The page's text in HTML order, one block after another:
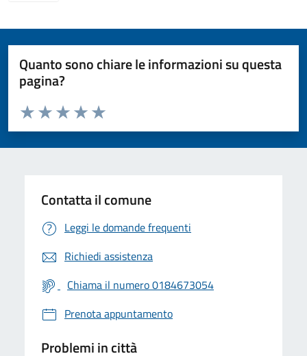
Quanto sono chiare le informazioni su questa
pagina?
Valuta da 1 a 5 stelle la pagina
Valuta 5 stelle su 5
Valuta 4 stelle su 5
Valuta 3 stelle su 5
Valuta 2 stelle su 5
Valuta 1 stelle su 5
Contatta il comune
Leggi le domande frequenti
Richiedi assistenza
Chiama il numero 0184673054
Prenota appuntamento
Problemi in città